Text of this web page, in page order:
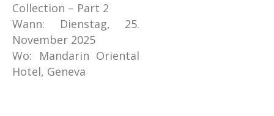
Collection – Part 2
Wann: Dienstag, 25.
November 2025
Wo: Mandarin Oriental
Hotel, Geneva